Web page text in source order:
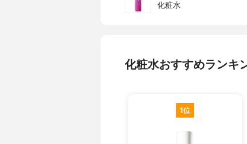
化粧水
化粧水おすすめランキ
1位